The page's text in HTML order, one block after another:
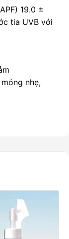
19.0 ±
tia UVB với
nhẹ,